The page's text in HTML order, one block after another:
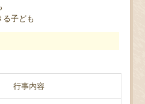
る子ども
行事内容